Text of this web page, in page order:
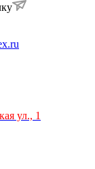
ул., 1